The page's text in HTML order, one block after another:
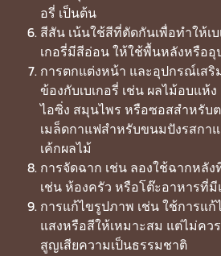
อรี่ เป็นต้น
สีสัน เน้นใช้สีที่ตัดกันเพื่อทำให้เบ
เกอรี่มีสีอ่อน ให้ใช้พื้นหลังหรือ
การตกแต่งหน้า และอุปกรณ์เสริ
ข้องกับเบเกอรี่ เช่น ผลไม้อบแ
ไอซิ่ง สมุนไพร หรือซอสสำหรับ
เมล็ดกาแฟสำหรับขนมปังรสกา
เค้กผลไม้
การจัดฉาก เช่น ลองใช้ฉากหลัง
เช่น ห้องครัว หรือโต๊ะอาหารที่
การแก้ไขรูปภาพ เช่น ใช้การแก้
แสงหรือสีให้เหมาะสม แต่ไม่คว
สูญเสียความเป็นธรรมชาติ